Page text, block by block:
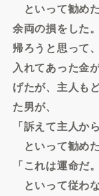
といって勧め
余両の損をした
帰ろうと思って
入れてあった金
げたが、主人も
た男が、
「訴えて主人か
といって勧め
「これは運命だ
といって従わ